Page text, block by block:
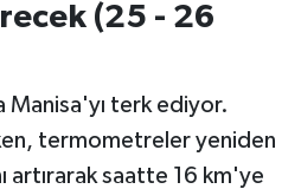
(25 - 26
Manisa'yı terk ediyor.
termometreler yeniden
artırarak saatte 16 km'ye